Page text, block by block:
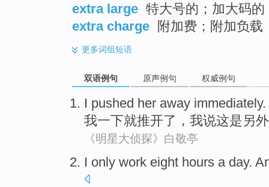
extra large 特大号的；加大码的
extra charge
附加费；附加负载
更多词组短语
双语例句 原声例句 权威例句
I pushed her away immediately.
我一下就推开了 ， 我说这是另
《明星大侦探》白敬亭
I only work eight hours a day.